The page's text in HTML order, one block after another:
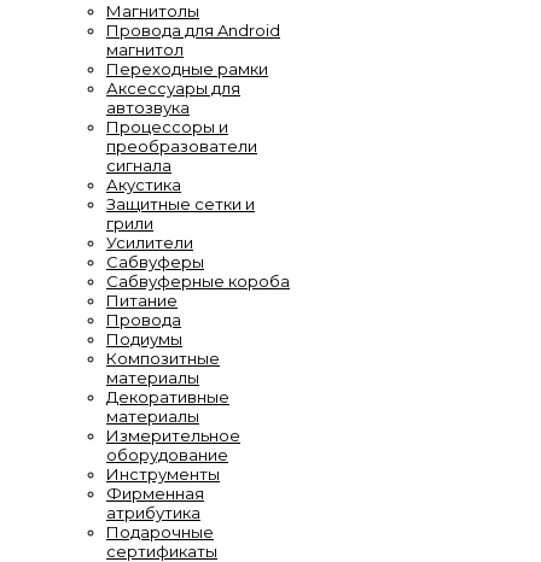
Магнитолы
Провода для Android
магнитол
Переходные рамки
Аксессуары для
автозвука
Процессоры и
преобразователи
сигнала
Акустика
Защитные сетки и
грили
Усилители
Сабвуферы
Сабвуферные короба
Питание
Провода
Подиумы
Композитные
материалы
Декоративные
материалы
Измерительное
оборудование
Инструменты
Фирменная
атрибутика
Подарочные
сертификаты